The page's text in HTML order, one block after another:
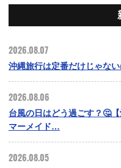
2026.08.07
沖縄旅行は定番だけじゃな
2026.08.06
台風の日はどう過ごす？🤔
マーメイド…
2026.08.05